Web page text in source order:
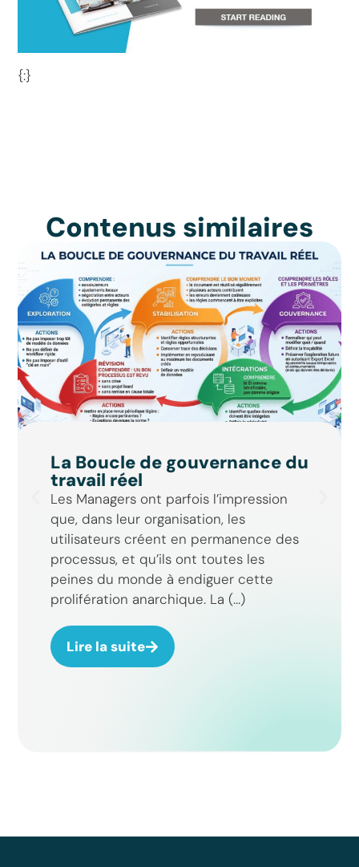
{:}
Contenus similaires
La Boucle de gouvernance du
travail réel
Les Managers ont parfois l’impression
que, dans leur organisation, les
utilisateurs créent en permanence des
processus, et qu’ils ont toutes les
peines du monde à endiguer cette
prolifération anarchique. La (...)
Lire la suite